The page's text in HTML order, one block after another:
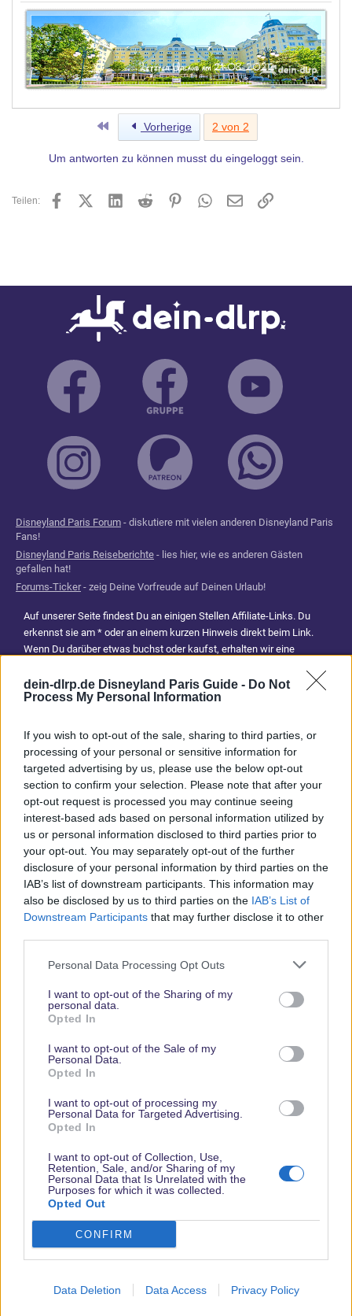
dein-dlrp.de Disneyland Paris Guide - Do Not
Process My Personal Information
If you wish to opt-out of the sale, sharing to third parties, or
processing of your personal or sensitive information for
targeted advertising by us, please use the below opt-out
section to confirm your selection. Please note that after your
opt-out request is processed you may continue seeing
interest-based ads based on personal information utilized by
us or personal information disclosed to third parties prior to
your opt-out. You may separately opt-out of the further
disclosure of your personal information by third parties on the
IAB’s list of downstream participants. This information may
also be disclosed by us to third parties on the IAB’s List of
Downstream Participants that may further disclose it to other
Personal Data Processing Opt Outs
I want to opt-out of the Sharing of my
personal data.
Opted In
I want to opt-out of the Sale of my
Personal Data.
Opted In
I want to opt-out of processing my
Personal Data for Targeted Advertising.
Opted In
I want to opt-out of Collection, Use,
Retention, Sale, and/or Sharing of my
Personal Data that Is Unrelated with the
Purposes for which it was collected.
Opted Out
CONFIRM
Data Deletion Data Access Privacy Policy
Erste Vorherige 2 von 2
Um antworten zu können musst du eingeloggt sein.
Teilen: FacebookX (Twitter)LinkedInReddit PinterestWhatsApp
E-MailLink
Disneyland Paris Forum - diskutiere mit vielen anderen Disneyland Paris
Fans!
Disneyland Paris Reiseberichte - lies hier, wie es anderen Gästen
gefallen hat!
Forums-Ticker- zeig Deine Vorfreude auf Deinen Urlaub!
Auf unserer Seite findest Du an einigen Stellen Affiliate-Links. Du
erkennst sie am * oder an einem kurzen Hinweis direkt beim Link.
Wenn Du darüber etwas buchst oder kaufst, erhalten wir eine
Du uns, unsere Reiseführer, Tipps und Planungsinhalte weiterhin
kostenlos anzubieten. Vielen Dank für Deine Unterstützung.
Abonniere jetzt unsere magischen News aus den
Parks
Keine Angebote verpassen
Aktuelle News
Spannende Lesetipps
Gratis und jederzeit kündbar
dass Du unsere
Schau
© dein-dlrp | Einige Elemente ©Disney. dein-dlrp ist ein Reiseführer für
Disney Company", "EuroDisney S.C.A." oder deren Tochter- sowie
Partnerunternehmen.
Impressum|Datenschutzerklärung
Community platform by XenForo® © 2010-2024 XenForo Ltd.